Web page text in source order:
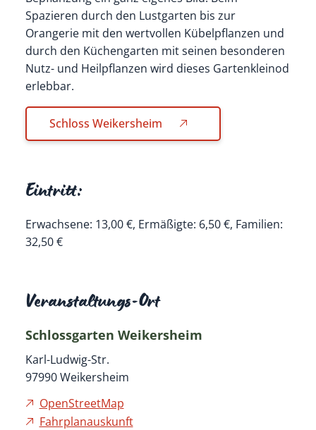
Spazieren durch den Lustgarten bis zur
Orangerie mit den wertvollen Kübelpflanzen und
durch den Küchengarten mit seinen besonderen
Nutz- und Heilpflanzen wird dieses Gartenkleinod
erlebbar.
Schloss Weikersheim
Eintritt:
Erwachsene: 13,00 €, Ermäßigte: 6,50 €, Familien:
32,50 €
Veranstaltungs-Ort
Schlossgarten Weikersheim
Karl-Ludwig-Str.
97990 Weikersheim
OpenStreetMap
Fahrplanauskunft